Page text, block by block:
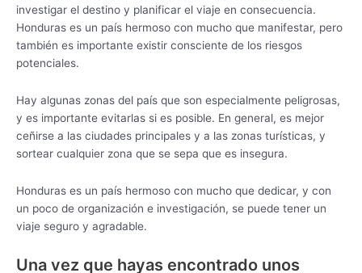
investigar el destino y planificar el viaje en consecuencia.
Honduras es un país hermoso con mucho que manifestar, pero
también es importante existir consciente de los riesgos
potenciales.
Hay algunas zonas del país que son especialmente peligrosas,
y es importante evitarlas si es posible. En general, es mejor
ceñirse a las ciudades principales y a las zonas turísticas, y
sortear cualquier zona que se sepa que es insegura.
Honduras es un país hermoso con mucho que dedicar, y con
un poco de organización e investigación, se puede tener un
viaje seguro y agradable.
Una vez que hayas encontrado unos